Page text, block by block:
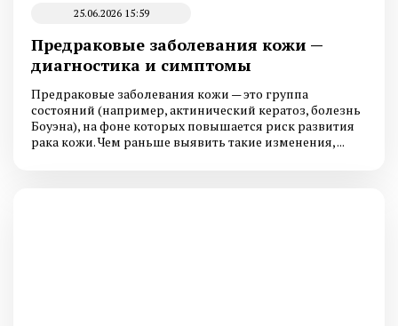
25.06.2026 15:59
Предраковые заболевания кожи —
диагностика и симптомы
Предраковые заболевания кожи — это группа
состояний (например, актинический кератоз, болезнь
Боуэна), на фоне которых повышается риск развития
рака кожи. Чем раньше выявить такие изменения, ...